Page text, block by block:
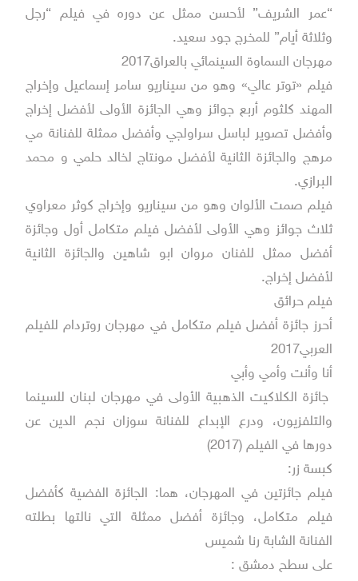
“عمر الشريف” لأحسن ممثل عن دوره في فيلم “رجل
وثلاثة أيام” للمخرج جود سعيد.
مهرجان السماوة السينمائي بالعراق2017
فيلم «توتر عالي» وهو من سيناريو سامر إسماعيل وإخراج
المهند كلثوم أربع جوائز وهي الجائزة الأولى لأفضل إخراج
وأفضل تصوير لباسل سراولجي وأفضل ممثلة للفنانة مي
مرهج والجائزة الثانية لأفضل مونتاج لخالد حلمي و محمد
البرازي.
فيلم صمت الألوان وهو من سيناريو وإخراج كوثر معراوي
ثلاث جوائز وهي الأولى لأفضل فيلم متكامل أول وجائزة
أفضل ممثل للفنان مروان ابو شاهين والجائزة الثانية
لأفضل إخراج.
فيلم حرائق
أحرز جائزة أفضل فيلم متكامل في مهرجان روتردام للفيلم
العربي2017
أنا وأنت وأمي وأبي
جائزة الكلاكيت الذهبية الأولى في مهرجان لبنان للسينما
والتلفزيون، ودرع الإبداع للفنانة سوزان نجم الدين عن
دورها في الفيلم (2017)
كبسة زر:
فيلم جائزتين في المهرجان، هما: الجائزة الفضية كأفضل
فيلم متكامل، وجائزة أفضل ممثلة التي نالتها بطلته
الفنانة الشابة رنا شميس
على سطح دمشق :